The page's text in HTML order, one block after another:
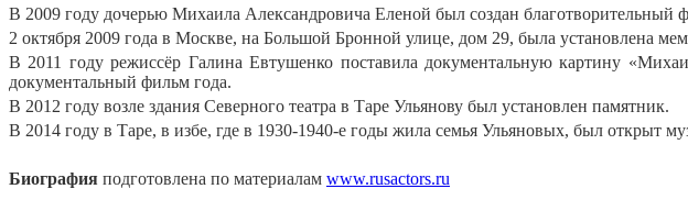
В 2009 году дочерью Михаила Александровича Еленой был создан благотворительный
2 октября 2009 года в Москве, на Большой Бронной улице, дом 29, была установлена
В 2011 году режиссёр Галина Евтушенко поставила документальную картину
документальный фильм года.
В 2012 году возле здания Северного театра в Таре Ульянову был установлен памятник.
В 2014 году в Таре, в избе, где в 1930-1940-е годы жила семья Ульяновых, был открыт
Биография подготовлена по материалам www.rusactors.ru